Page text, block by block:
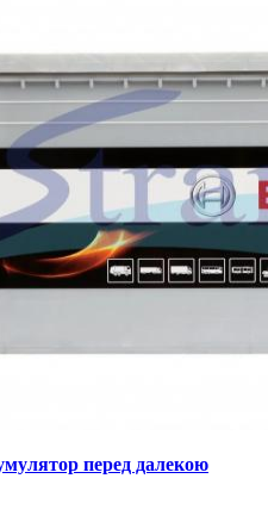
перед далекою